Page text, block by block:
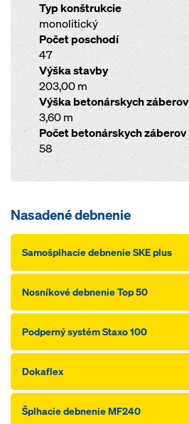
Typ konštrukcie
monolitický
Počet poschodí
47
Výška stavby
203,00 m
Výška betonárskych záberov
3,60 m
Počet betonárskych záberov
58
Nasadené debnenie
Samošplhacie debnenie SKE plus
Nosníkové debnenie Top 50
Podperný systém Staxo 100
Dokaflex
Šplhacie debnenie MF240